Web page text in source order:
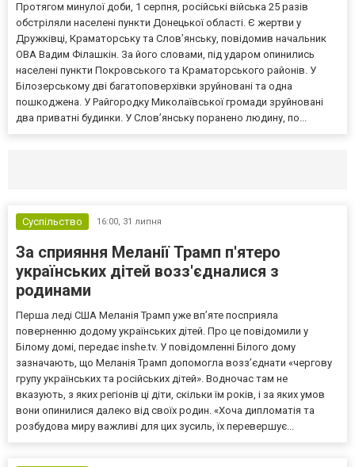
Протягом минулої доби, 1 серпня, російські війська 25 разів
обстріляли населені пункти Донецької області. Є жертви у
Дружківці, Краматорську та Слов’янську, повідомив начальник
ОВА Вадим Філашкін. За його словами, під ударом опинились
населені пункти Покровського та Краматорського районів. У
Білозерському дві багатоповерхівки зруйновані та одна
пошкоджена. У Райгородку Миколаївської громади зруйновані
два приватні будинки. У Слов’янську поранено людину, по...
Суспільство 16:00, 31 липня
За сприяння Меланії Трамп п'ятеро
українських дітей возз'єдналися з
родинами
Перша леді США Меланія Трамп уже впʼяте посприяла
поверненню додому українських дітей. Про це повідомили у
Білому домі, передає inshe.tv. У повідомленні Білого дому
зазначають, що Меланія Трамп допомогла возз’єднати «чергову
групу українських та російських дітей». Водночас там не
вказують, з яких регіонів ці діти, скільки їм років, і за яких умов
вони опинилися далеко від своїх родин. «Хоча дипломатія та
розбудова миру важливі для цих зусиль, їх перевершує...